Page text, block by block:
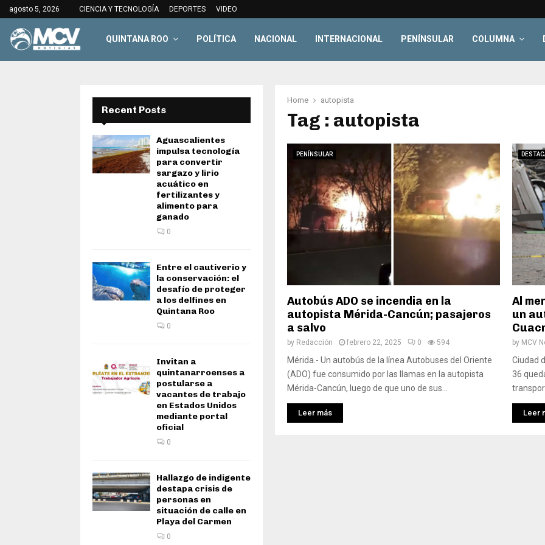
agosto 5, 2026 CIENCIA Y TECNOLOGÍA DEPORTES VIDEO
QUINTANA ROO POLÍTICA NACIONAL INTERNACIONAL PENÍNSULAR COLUMNA
Home autopista
Tag : autopista
PENÍNSULAR
Autobús ADO se incendia en la
autopista Mérida-Cancún; pasajeros
a salvo
by Redacción febrero 22, 2025 0 594
Mérida.- Un autobús de la línea Autobuses del Oriente
(ADO) fue consumido por las llamas en la autopista
Mérida-Cancún, luego de que uno de sus...
Leer más
Al
un
by MCV
Ciudad
36
Leer
Recent Posts
Aguascalientes
impulsa tecnología
para convertir
sargazo y lirio
acuático en
fertilizantes y
alimento para
ganado
0
Entre el cautiverio y
la conservación: el
desafío de proteger
a los delfines en
Quintana Roo
0
Invitan a
quintanarroenses a
postularse a
vacantes de trabajo
en Estados Unidos
mediante portal
oficial
0
Hallazgo de indigente
destapa crisis de
personas en
situación de calle en
Playa del Carmen
0